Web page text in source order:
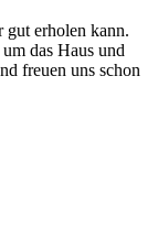
gut erholen kann.
das Haus und
freuen uns schon